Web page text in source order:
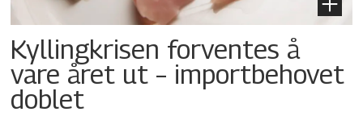
Kyllingkrisen forventes å
vare året ut – importbehovet
doblet